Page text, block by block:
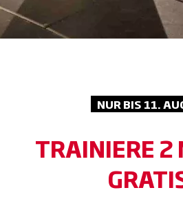
NUR BIS 11.
TRAINIERE 2
deine Community. Erlebe
und frischen Kick bei jedem
du dein volles Potenzial.
Recharge. Repeat. Lass den